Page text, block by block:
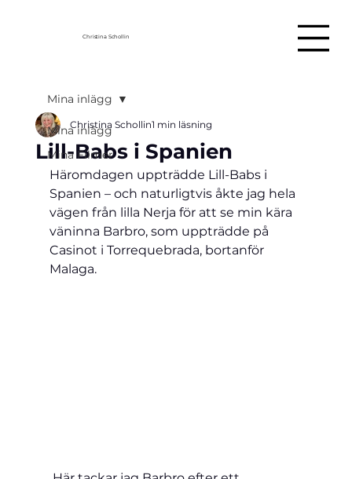
Christina Schollin
Mina inlägg
Mina Filmer
Mina inlägg
Lill-Babs i Spanien
Christina Schollin1 min läsning
Häromdagen uppträdde Lill-Babs i
Spanien – och naturligtvis åkte jag hela
vägen från lilla Nerja för att se min kära
väninna Barbro, som uppträdde på
Casinot i Torrequebrada, bortanför
Malaga.